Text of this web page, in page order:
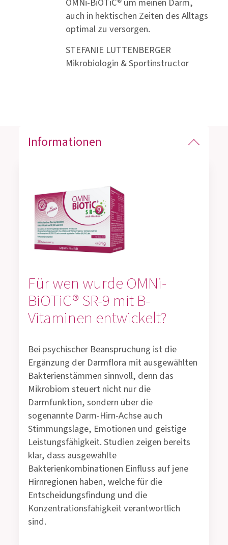
auch in hektischen Zeiten des Alltags
optimal zu versorgen.
STEFANIE LUTTENBERGER
Mikrobiologin & Sportinstructor
Informationen
Für wen wurde OMNi-
BiOTiC® SR-9 mit B-
Vitaminen entwickelt?
Bei psychischer Beanspruchung ist die
Ergänzung der Darmflora mit ausgewählten
Bakterienstämmen sinnvoll, denn das
Mikrobiom steuert nicht nur die
Darmfunktion, sondern über die
sogenannte Darm-Hirn-Achse auch
Stimmungslage, Emotionen und geistige
Leistungsfähigkeit. Studien zeigen bereits
klar, dass ausgewählte
Bakterienkombinationen Einfluss auf jene
Hirnregionen haben, welche für die
Entscheidungsfindung und die
Konzentrationsfähigkeit verantwortlich
sind.